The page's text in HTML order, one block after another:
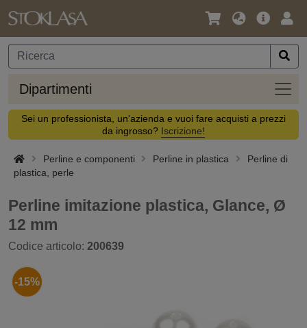
Lingua
Valuta
Offerta
Dipartimenti
Sei un professionista, un'azienda e vuoi fare acquisti a prezzi
da ingrosso? Iscrizione!
Perline e componenti Perline in plastica
Perline di
plastica, perle
Perline imitazione plastica, Glance, Ø
12 mm
Codice articolo: 200639
-15%